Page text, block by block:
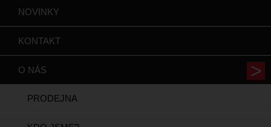
NOVINKY
KONTAKT
O NÁS
PRODEJNA